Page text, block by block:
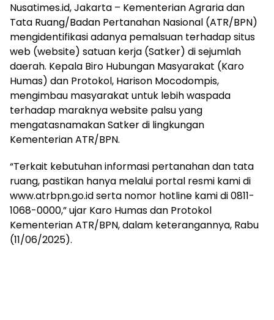
Nusatimes.id, Jakarta – Kementerian Agraria dan
Tata Ruang/Badan Pertanahan Nasional (ATR/BPN)
mengidentifikasi adanya pemalsuan terhadap situs
web (website) satuan kerja (Satker) di sejumlah
daerah. Kepala Biro Hubungan Masyarakat (Karo
Humas) dan Protokol, Harison Mocodompis,
mengimbau masyarakat untuk lebih waspada
terhadap maraknya website palsu yang
mengatasnamakan Satker di lingkungan
Kementerian ATR/BPN.
“Terkait kebutuhan informasi pertanahan dan tata
ruang, pastikan hanya melalui portal resmi kami di
www.atrbpn.go.id serta nomor hotline kami di 0811-
1068-0000,” ujar Karo Humas dan Protokol
Kementerian ATR/BPN, dalam keterangannya, Rabu
(11/06/2025).